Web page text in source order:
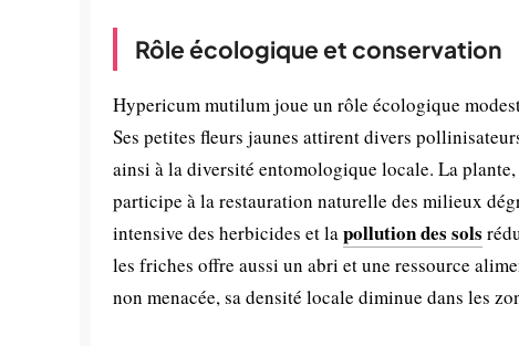
Rôle écologique et conservation
Hypericum mutilum joue un rôle écologique
Ses petites fleurs jaunes attirent divers
ainsi à la diversité entomologique locale. La
participe à la restauration naturelle des milieux
intensive des herbicides et lapollution des sols
les friches offre aussi un abri et une ressource
non menacée, sa densité locale diminue dans les